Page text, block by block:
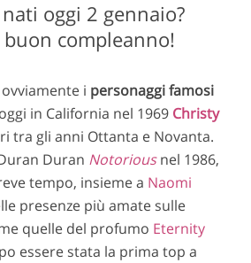
oggi 2 gennaio?
compleanno!
i personaggi famosi
in California nel 1969 Christy
tra gli anni Ottanta e Novanta.
Duran Notoriousnel 1986,
tempo, insieme a Naomi
presenze più amate sulle
quelle del profumo Eternity
essere stata la prima top a